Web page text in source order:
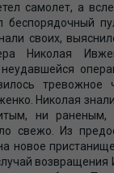
самолет, а
беспорядочный
своих,
Николая
тревожное
Николая
ни раненым,
свежо. Из
новое